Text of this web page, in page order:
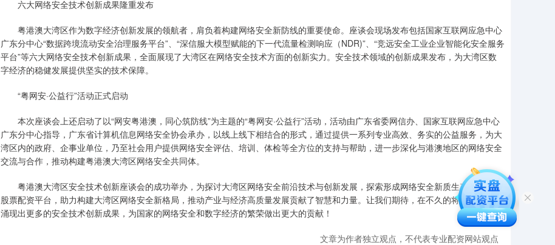
六大网络安全技术创新成果隆重发布
粤港澳大湾区作为数字经济创新发展的领航者，肩负着构建网络安全新防线的重要使命。座谈会现场发布包括国家互联网应急中心
广东分中心“数据跨境流动安全治理服务平台”、“深信服大模型赋能的下一代流量检测响应（NDR)”、“竞远安全工业企业智能化安全服务
平台”等六大网络安全技术创新成果，全面展现了大湾区在网络安全技术方面的创新实力。安全技术领域的创新成果发布，为大湾区数
字经济的稳健发展提供坚实的技术保障。
“粤网安·公益行”活动正式启动
本次座谈会上还启动了以“网安粤港澳，同心筑防线”为主题的“粤网安·公益行”活动，活动由广东省委网信办、国家互联网应急中心
广东分中心指导，广东省计算机信息网络安全协会承办，以线上线下相结合的形式，通过提供一系列专业高效、务实的公益服务，为大
湾区内的政府、企事业单位，乃至社会用户提供网络安全评估、培训、体检等全方位的支持与帮助，进一步深化与港澳地区的网络安全
交流与合作，推动构建粤港澳大湾区网络安全共同体。
粤港澳大湾区安全技术创新座谈会的成功举办，为探讨大湾区网络安全前沿技术与创新发展，探索形成网络安全新质生产力100倍
股票配资平台，助力构建大湾区网络安全新格局，推动产业与经济高质量发展贡献了智慧和力量。让我们期待，在不久的将来，大湾区
涌现出更多的安全技术创新成果，为国家的网络安全和数字经济的繁荣做出更大的贡献！
文章为作者独立观点，不代表专业配资网站观点